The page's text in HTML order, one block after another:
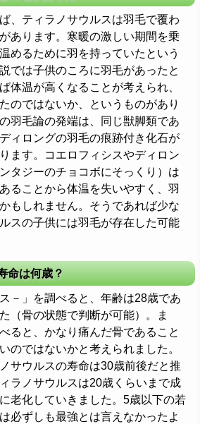
、ティラノサウルスは羽毛で覆わ
あります。寒暖の激しい期間を乗
めるために羽を持っていたという
では子供のころに羽毛があったと
体温が高くなることが考えられ、
のではないか、というものがあり
羽毛論の発端は、同じ獣脚類であ
ィロングの羽毛の痕跡付き化石が
ます。コエロフィシスやディロン
タジーのチョコボにそっくり）は
ることから体温を失いやすく、羽
もしれません。そうであれば少な
スの子供には羽毛が存在した可能
命は何歳？
－」を調べると、年齢は28歳であ
（骨の状態で判断が可能）。ま
ると、かなり痛んだ骨であること
のではないかと考えられました。
サウルスの寿命は30歳前後だと推
ラノサウルスは20歳くらいまで成
老化していきました。5歳以下の若
必ずしも最強とは言えなかったよ